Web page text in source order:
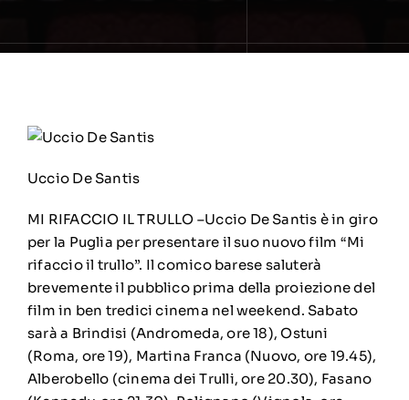
Uccio De Santis
MI RIFACCIO IL TRULLO –Uccio De Santis è in giro
per la Puglia per presentare il suo nuovo film “Mi
rifaccio il trullo”. Il comico barese saluterà
brevemente il pubblico prima della proiezione del
film in ben tredici cinema nel weekend. Sabato
sarà a Brindisi (Andromeda, ore 18), Ostuni
(Roma, ore 19), Martina Franca (Nuovo, ore 19.45),
Alberobello (cinema dei Trulli, ore 20.30), Fasano